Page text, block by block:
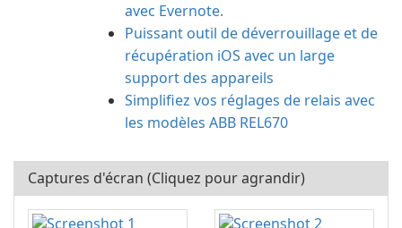
avec Evernote.
Puissant outil de déverrouillage et de
récupération iOS avec un large
support des appareils
Simplifiez vos réglages de relais avec
les modèles ABB REL670
Captures d'écran (Cliquez pour agrandir)